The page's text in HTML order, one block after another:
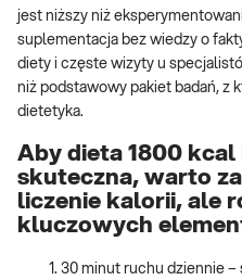
jest niższy niż
suplementacja bez wiedzy o
diety i częste wizyty u
niż podstawowy pakiet badań, z
dietetyka.
Aby dieta 1800 kcal
skuteczna, warto
liczenie kalorii, ale
kluczowych
30 minut ruchu dziennie –